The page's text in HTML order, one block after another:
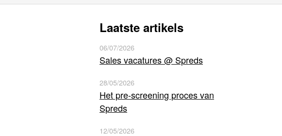
Laatste artikels
06/07/2026
Sales vacatures @ Spreds
28/05/2026
Het pre-screening proces van
Spreds
12/05/2026